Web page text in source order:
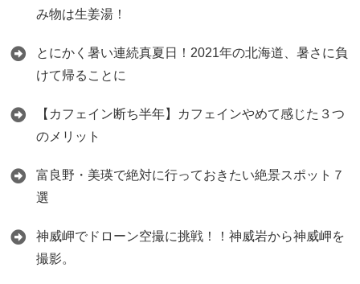
み物は生姜湯！
とにかく暑い連続真夏日！2021年の北海道、暑さに負
けて帰ることに
【カフェイン断ち半年】カフェインやめて感じた３つ
のメリット
富良野・美瑛で絶対に行っておきたい絶景スポット７
選
神威岬でドローン空撮に挑戦！！神威岩から神威岬を
撮影。